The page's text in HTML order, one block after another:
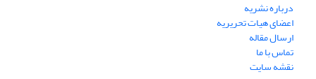
درباره نشریه
اعضای هیات تحریریه
ارسال مقاله
تماس با ما
نقشه سایت